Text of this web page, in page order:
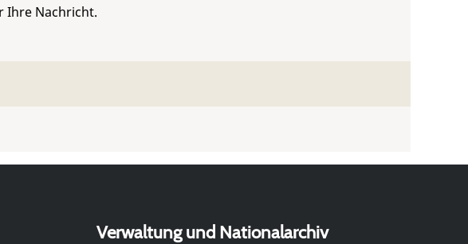
Ihre Nachricht.
Verwaltung und Nationalarchiv